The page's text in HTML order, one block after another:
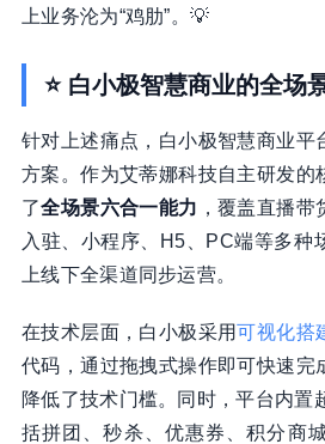
上业务沦为“鸡肋”。💡
⭐ 白小极智慧商业的全场
针对上述痛点，白小极智慧商业平
方案。作为艾蒂娜科技自主研发的
了全场景六合一能力 ，覆盖直播
入驻、小程序、H5、PC端等多种
上线下全渠道同步运营。
在技术层面，白小极采用可视化搭
代码，通过拖拽式操作即可快速完
降低了技术门槛。同时，平台内置
括拼团、秒杀、优惠券、积分商